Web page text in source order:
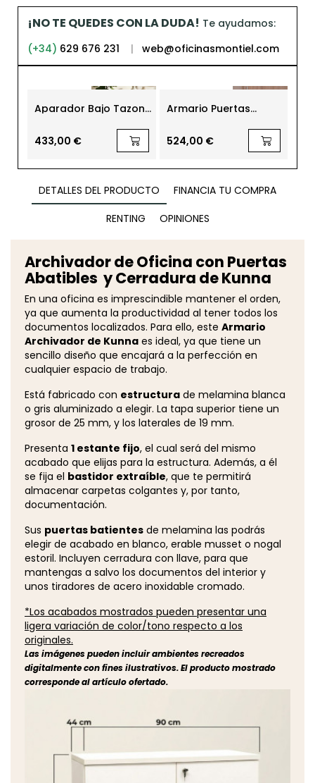
¡NO TE QUEDES CON LA DUDA! Te ayudamos:
(+34) 629 676 231 | web@oficinasmontiel.com
Aparador Bajo Tazona
433,00 €
Armario Puertas
Despachos 140x165
cm Maya de Ismobel
524,00 €
DETALLES DEL PRODUCTO
FINANCIA TU COMPRA
RENTING
OPINIONES
Archivador de Oficina con Puertas
Abatibles y Cerradura de Kunna
En una oficina es imprescindible mantener el orden,
ya que aumenta la productividad al tener todos los
documentos localizados. Para ello, este Armario
Archivador de Kunna es ideal, ya que tiene un
sencillo diseño que encajará a la perfección en
cualquier espacio de trabajo.
Está fabricado con estructura de melamina blanca
o gris aluminizado a elegir. La tapa superior tiene un
grosor de 25 mm, y los laterales de 19 mm.
Presenta 1 estante fijo, el cual será del mismo
acabado que elijas para la estructura. Además, a él
se fija el bastidor extraíble, que te permitirá
almacenar carpetas colgantes y, por tanto,
documentación.
Sus puertas batientes de melamina las podrás
elegir de acabado en blanco, erable musset o nogal
estoril. Incluyen cerradura con llave, para que
mantengas a salvo los documentos del interior y
unos tiradores de acero inoxidable cromado.
*Los acabados mostrados pueden presentar una
ligera variación de color/tono respecto a los
originales.
Las imágenes pueden incluir ambientes recreados
digitalmente con fines ilustrativos. El producto mostrado
corresponde al artículo ofertado.